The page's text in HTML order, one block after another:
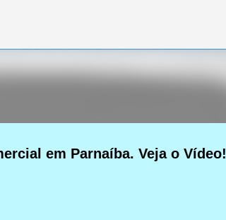
em Parnaíba. Veja o Vídeo!